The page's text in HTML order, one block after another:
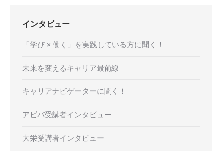
インタビュー
「学び × 働く」を実践している方に聞く！
未来を変えるキャリア最前線
キャリアナビゲーターに聞く！
アビバ受講者インタビュー
大栄受講者インタビュー